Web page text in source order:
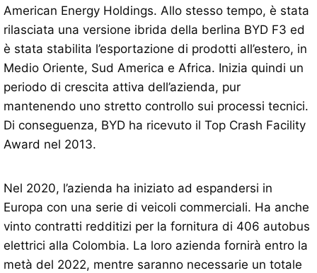
American Energy Holdings. Allo stesso tempo, è stata
rilasciata una versione ibrida della berlina BYD F3 ed
è stata stabilita l’esportazione di prodotti all’estero, in
Medio Oriente, Sud America e Africa. Inizia quindi un
periodo di crescita attiva dell’azienda, pur
mantenendo uno stretto controllo sui processi tecnici.
Di conseguenza, BYD ha ricevuto il Top Crash Facility
Award nel 2013.
Nel 2020, l’azienda ha iniziato ad espandersi in
Europa con una serie di veicoli commerciali. Ha anche
vinto contratti redditizi per la fornitura di 406 autobus
elettrici alla Colombia. La loro azienda fornirà entro la
metà del 2022, mentre saranno necessarie un totale